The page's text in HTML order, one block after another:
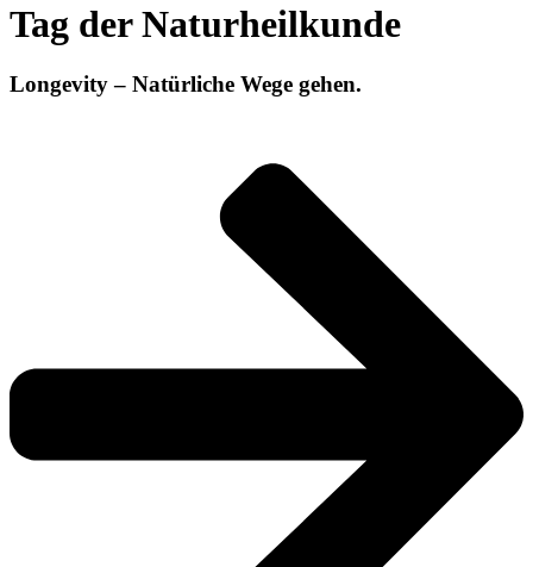
Tag der Naturheilkunde
Longevity – Natürliche Wege gehen.